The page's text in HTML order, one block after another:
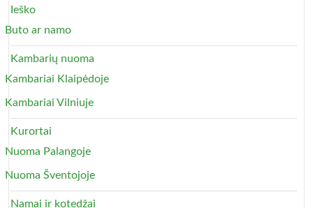
Ieško
Buto ar namo
Kambarių nuoma
Kambariai Klaipėdoje
Kambariai Vilniuje
Kurortai
Nuoma Palangoje
Nuoma Šventojoje
Namai ir kotedžai